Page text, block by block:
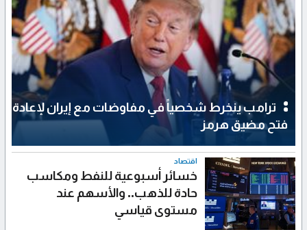
ترامب ينخرط شخصياً في مفاوضات مع إيران لإعادة
فتح مضيق هرمز
اقتصاد
خسائر أسبوعية للنفط ومكاسب
حادة للذهب.. والأسهم عند
مستوى قياسي